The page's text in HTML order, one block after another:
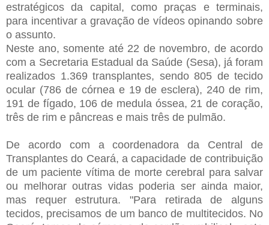
estratégicos da capital, como praças e terminais,
para incentivar a gravação de vídeos opinando sobre
o assunto.
Neste ano, somente até 22 de novembro, de acordo
com a Secretaria Estadual da Saúde (Sesa), já foram
realizados 1.369 transplantes, sendo 805 de tecido
ocular (786 de córnea e 19 de esclera), 240 de rim,
191 de fígado, 106 de medula óssea, 21 de coração,
três de rim e pâncreas e mais três de pulmão.
De acordo com a coordenadora da Central de
Transplantes do Ceará, a capacidade de contribuição
de um paciente vítima de morte cerebral para salvar
ou melhorar outras vidas poderia ser ainda maior,
mas requer estrutura. "Para retirada de alguns
tecidos, precisamos de um banco de multitecidos. No